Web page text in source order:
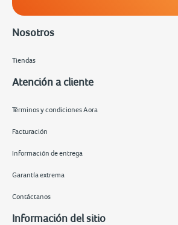
Nosotros
Tiendas
Atención a cliente
Términos y condiciones Aora
Facturación
Información de entrega
Garantía extrema
Contáctanos
Información del sitio